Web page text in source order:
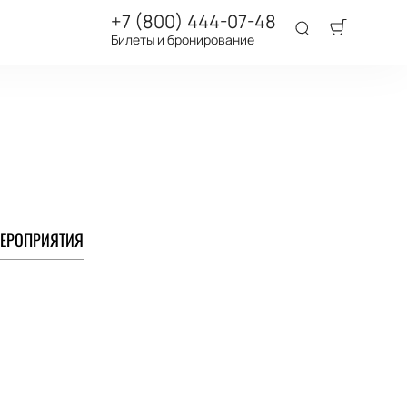
+7 (800) 444-07-48
Билеты и бронирование